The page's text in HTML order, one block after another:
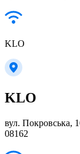
KLO
KLO
вул. Покровська,
08162